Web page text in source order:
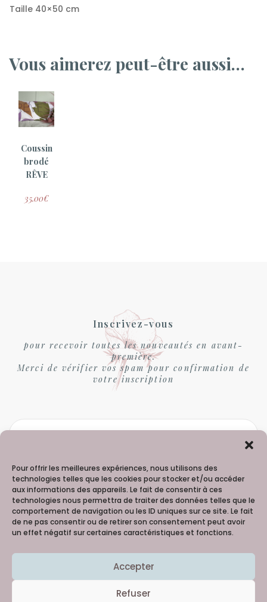
Pour offrir les meilleures expériences, nous utilisons des
technologies telles que les cookies pour stocker et/ou accéder
aux informations des appareils. Le fait de consentir à ces
technologies nous permettra de traiter des données telles que le
comportement de navigation ou les ID uniques sur ce site. Le fait
de ne pas consentir ou de retirer son consentement peut avoir
un effet négatif sur certaines caractéristiques et fonctions.
Accepter
Refuser
Taille 40×50 cm
Vous aimerez peut-être aussi…
Coussin
brodé
RÊVE
35.00€
Inscrivez-vous
pour recevoir toutes les nouveautés en avant-
première.
Merci de vérifier vos spam pour confirmation de
votre inscription
Madame Hortense - 06 98 91 99 60
Copyright © 2021Creativattitude
Merci à la talentueuse Lilie Picture